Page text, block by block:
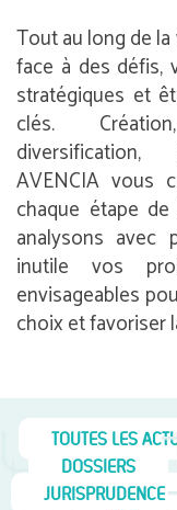
Tout au long de
face à des défis,
stratégiques et
clés.
diversification,
AVENCIA vous
chaque étape
analysons avec
inutile vos
envisageables
choix et favoriser
TOUTES LES
DOSSIERS
JURISPRUDENCE